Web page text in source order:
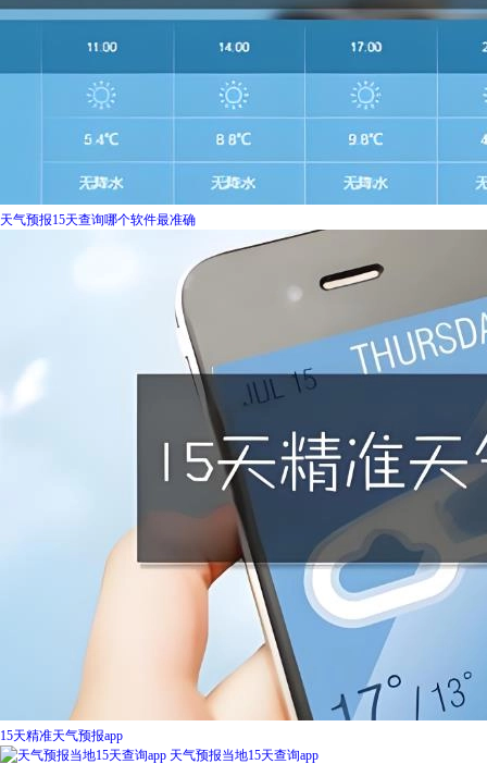
天气预报15天查询哪个软件最准确
15天精准天气预报app
天气预报当地15天查询app